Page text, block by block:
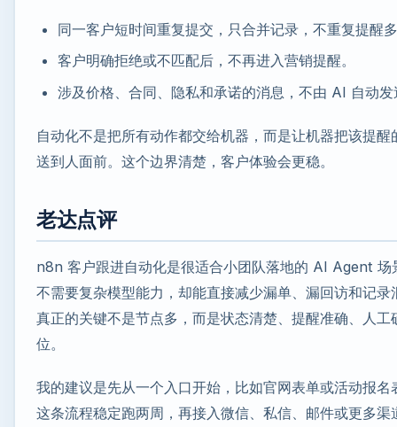
同一客户短时间重复提交，只合并记录，不重复提醒
客户明确拒绝或不匹配后，不再进入营销提醒。
涉及价格、合同、隐私和承诺的消息，不由 AI 自动发
自动化不是把所有动作都交给机器，而是让机器把该提醒
送到人面前。这个边界清楚，客户体验会更稳。
老达点评
n8n 客户跟进自动化是很适合小团队落地的 AI Agent 场
不需要复杂模型能力，却能直接减少漏单、漏回访和记录
真正的关键不是节点多，而是状态清楚、提醒准确、人工
位。
我的建议是先从一个入口开始，比如官网表单或活动报名
这条流程稳定跑两周，再接入微信、私信、邮件或更多渠